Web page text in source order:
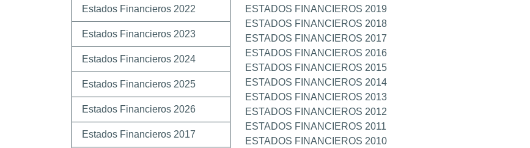
Estados Financieros 2022
Estados Financieros 2023
Estados Financieros 2024
Estados Financieros 2025
Estados Financieros 2026
Estados Financieros 2017
ESTADOS FINANCIEROS 2019
ESTADOS FINANCIEROS 2018
ESTADOS FINANCIEROS 2017
ESTADOS FINANCIEROS 2016
ESTADOS FINANCIEROS 2015
ESTADOS FINANCIEROS 2014
ESTADOS FINANCIEROS 2013
ESTADOS FINANCIEROS 2012
ESTADOS FINANCIEROS 2011
ESTADOS FINANCIEROS 2010